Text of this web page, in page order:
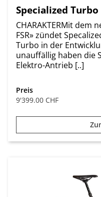
Specialized Turbo
CHARAKTERMit dem
FSR» zündet
Turbo in der
unauffällig ­haben die
Elektro-Antrieb [..]
Preis
9'399.00 CHF